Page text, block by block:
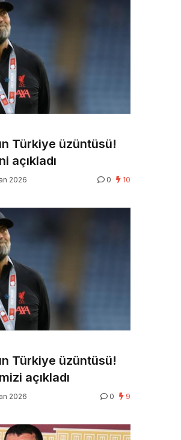
Türkiye üzüntüsü!
açıkladı
2026 0 10
Türkiye üzüntüsü!
açıkladı
2026 0 9